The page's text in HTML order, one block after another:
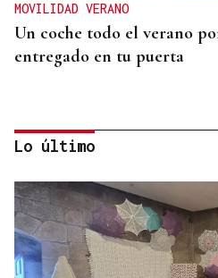
MOVILIDAD VERANO
Un coche todo el verano
entregado en tu puerta
Lo último